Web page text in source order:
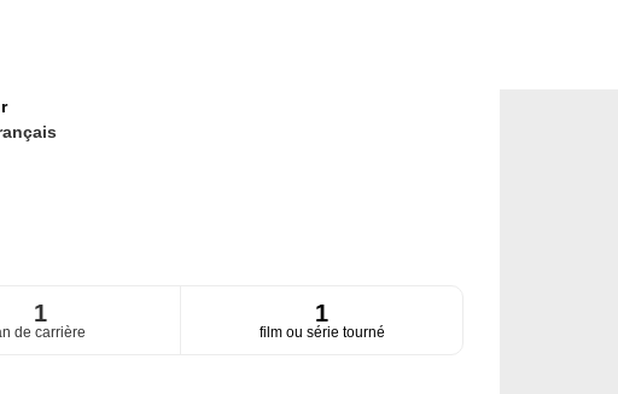
1
de carrière
1
film ou série tourné